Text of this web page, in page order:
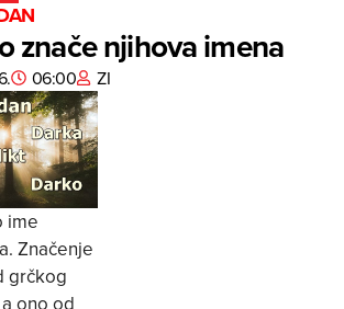
znače njihova imena
06:00 ZI
ime
Značenje
grčkog
ono od